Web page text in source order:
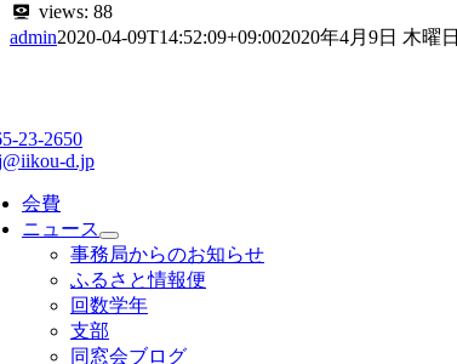
views: 88
admin2020-04-09T14:52:09+09:002020年4月9日 木曜日
23-2650
d.jp
会費
ニュース
事務局からのお知らせ
ふるさと情報便
回数学年
支部
同窓会ブログ